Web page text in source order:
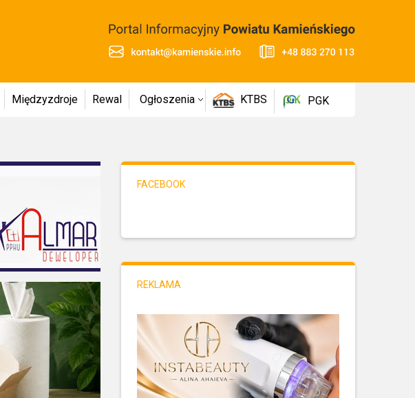
Międzyzdroje Rewal Ogłoszenia KTBS PGK
FACEBOOK
REKLAMA